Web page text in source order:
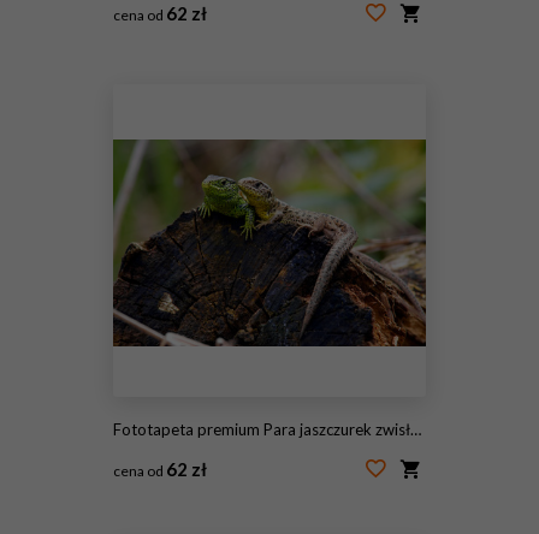
cena od 62 zł
Fototapeta premium Para jaszczurek zwisłych
cena od 62 zł